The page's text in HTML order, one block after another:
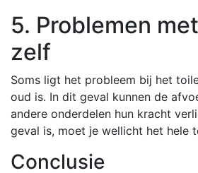
5. Problemen
zelf
Soms ligt het probleem bij het
oud is. In dit geval kunnen de
andere onderdelen hun kracht
geval is, moet je wellicht het hele
Conclusie